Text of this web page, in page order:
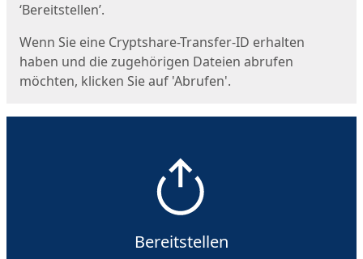
‘Bereitstellen’.
Wenn Sie eine Cryptshare-Transfer-ID erhalten
haben und die zugehörigen Dateien abrufen
möchten, klicken Sie auf 'Abrufen'.
Bereitstellen